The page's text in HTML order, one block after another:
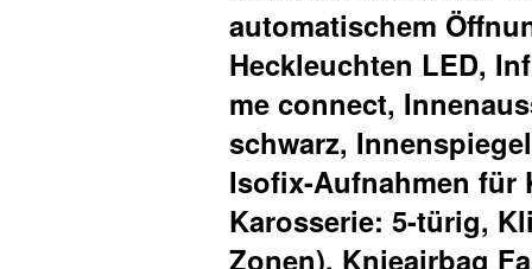
automatischem
Heckleuchten LED,
me connect,
schwarz,
Isofix-Aufnahmen für
Karosserie: 5-türig,
Zonen), Knieairbag